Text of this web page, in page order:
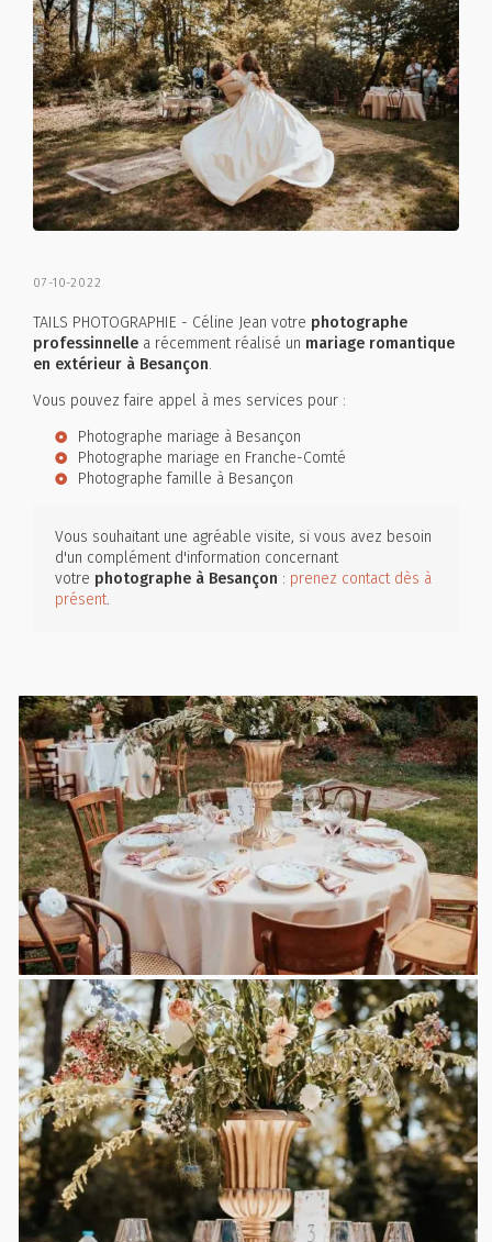
07-10-2022
TAILS PHOTOGRAPHIE - Céline Jean votre photographe
professinnelle a récemment réalisé un mariage romantique
en extérieur à Besançon.
Vous pouvez faire appel à mes services pour :
Photographe mariage à Besançon
Photographe mariage en Franche-Comté
Photographe famille à Besançon
Vous souhaitant une agréable visite, si vous avez besoin
d'un complément d'information concernant
votre photographe à Besançon : prenez contact dès à
présent.